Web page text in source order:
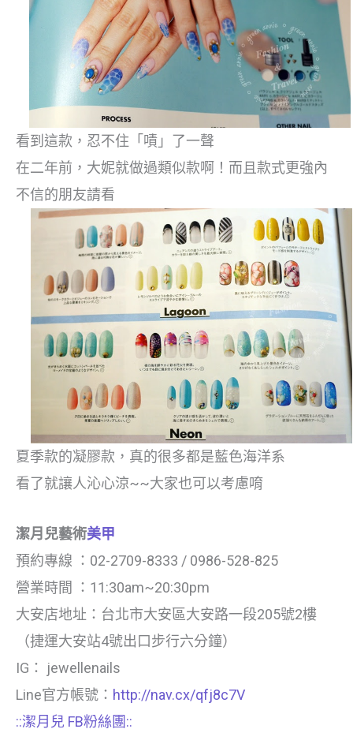
看到這款，忍不住「嘖」了一聲
在二年前，大妮就做過類似款啊！而且款式更強內
不信的朋友請看
夏季款的凝膠款，真的很多都是藍色海洋系
看了就讓人沁心涼~~大家也可以考慮唷
潔月兒藝術美甲
預約專線 ：02-2709-8333 / 0986-528-825
營業時間 ：11:30am~20:30pm
大安店地址：台北市大安區大安路一段205號2樓
（捷運大安站4號出口步行六分鐘）
IG： jewellenails
Line官方帳號： http://nav.cx/qfj8c7V
::潔月兒 FB粉絲團::